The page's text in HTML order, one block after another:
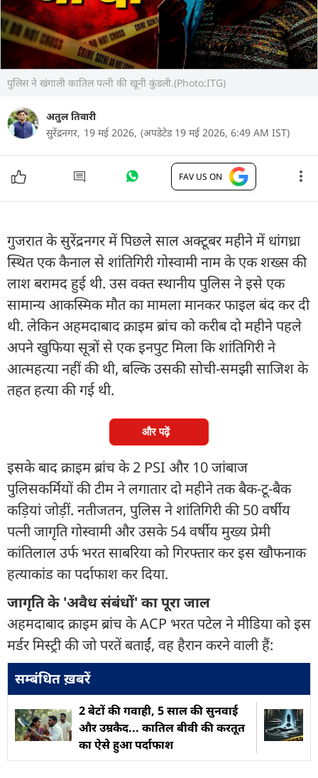
पुलिस ने खंगाली कातिल पत्नी की खूनी कुंडली.(Photo:ITG)
अतुल तिवारी
सुरेंद्रनगर, 19 मई 2026, (अपडेटेड 19 मई 2026, 6:49 AM IST)
FAV US ON
गुजरात के सुरेंद्रनगर में पिछले साल अक्टूबर महीने में धांगध्रा
स्थित एक कैनाल से शांतिगिरी गोस्वामी नाम के एक शख्स की
लाश बरामद हुई थी. उस वक्त स्थानीय पुलिस ने इसे एक
सामान्य आकस्मिक मौत का मामला मानकर फाइल बंद कर दी
थी. लेकिन अहमदाबाद क्राइम ब्रांच को करीब दो महीने पहले
अपने खुफिया सूत्रों से एक इनपुट मिला कि शांतिगिरी ने
आत्महत्या नहीं की थी, बल्कि उसकी सोची-समझी साजिश के
तहत हत्या की गई थी.
और पढ़ें
इसके बाद क्राइम ब्रांच के 2 PSI और 10 जांबाज
पुलिसकर्मियों की टीम ने लगातार दो महीने तक बैक-टू-बैक
कड़ियां जोड़ीं. नतीजतन, पुलिस ने शांतिगिरी की 50 वर्षीय
पत्नी जागृति गोस्वामी और उसके 54 वर्षीय मुख्य प्रेमी
कांतिलाल उर्फ भरत साबरिया को गिरफ्तार कर इस खौफनाक
हत्याकांड का पर्दाफाश कर दिया.
जागृति के 'अवैध संबंधों' का पूरा जाल
अहमदाबाद क्राइम ब्रांच के ACP भरत पटेल ने मीडिया को इस
मर्डर मिस्ट्री की जो परतें बताईं, वह हैरान करने वाली हैं:
सम्बंधित ख़बरें
2 बेटों की गवाही, 5 साल की सुनवाई
और उम्रकैद... कातिल बीवी की करतूत
का ऐसे हुआ पर्दाफाश